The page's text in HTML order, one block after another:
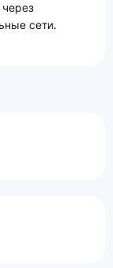
сети.